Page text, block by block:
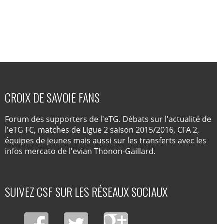
CROIX DE SAVOIE FANS
Forum des supporters de l'eTG. Débats sur l'actualité de
l'eTG FC, matches de Ligue 2 saison 2015/2016, CFA 2,
équipes de jeunes mais aussi sur les transferts avec les
infos mercato de l'evian Thonon-Gaillard.
SUIVEZ CSF SUR LES RÉSEAUX SOCIAUX